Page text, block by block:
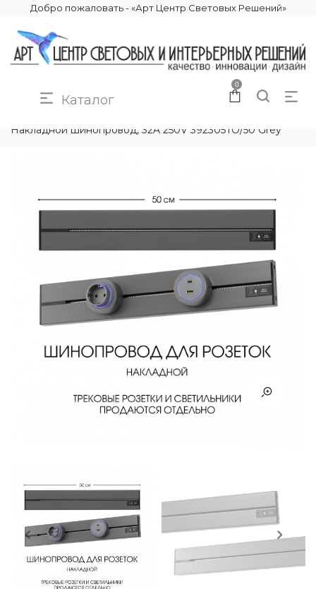
Добро пожаловать - «Арт Центр Световых Решений»
Каталог
0
Накладной шинопровод, 32A 250V 392305TO/50 Grey